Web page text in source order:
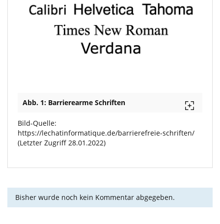
Abb. 1: Barrierearme Schriften
Bild-Quelle:
https://lechatinformatique.de/barrierefreie-schriften/
(Letzter Zugriff 28.01.2022)
Bisher wurde noch kein Kommentar abgegeben.